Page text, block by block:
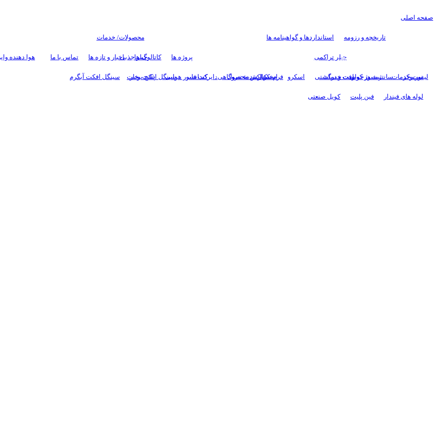
صفحه اصلی
تاریخچه و رزومه استانداردها و گواهینامه ها محصولات/ خدمات
چیلر تراکمی
توربوکر سانتریفیوژ رفت و برگشتی اسکرو اسکرال
چیلر جذبی
دایرکت فایر سینگل افکت بخار سینگل افکت آبگرم
هوا دهنده
کویل
لوله های فیندار فین پلیت کویل صنعتی
خنک کنندهء نیروگاهی کندانسور هوایی پکیج یونیت
خدمات پس از فروش
لیست خدمات ثبت درخواست خدمات فرم سفارش محصول
پروژه ها کاتالوگ ها اخبار و تازه ها تماس با ما